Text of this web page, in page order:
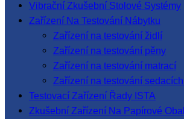
Vibrační Zkušební Stolové Systémy
Zařízení Na Testování Nábytku
Zařízení na testování židlí
Zařízení na testování pěny
Zařízení na testování matrací
Zařízení na testování
Testovací Zařízení Řady ISTA
Zkušební Zařízení Na Papírové